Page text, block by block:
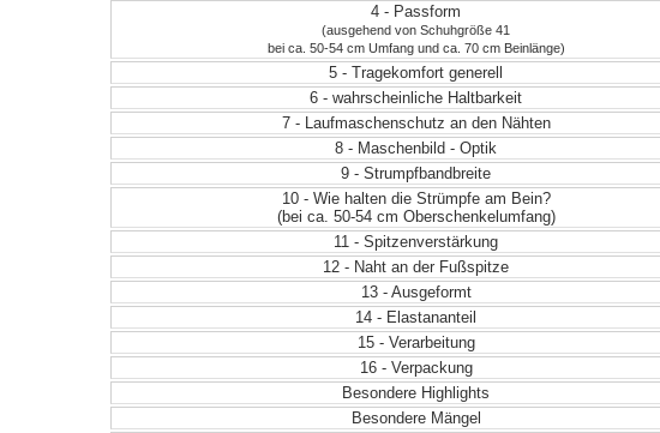
4 - Passform
(ausgehend von Schuhgröße 41
bei ca. 50-54 cm Umfang und ca. 70 cm Beinlänge)
5 - Tragekomfort generell
6 - wahrscheinliche Haltbarkeit
7 - Laufmaschenschutz an den Nähten
8 - Maschenbild - Optik
9 - Strumpfbandbreite
10 - Wie halten die Strümpfe am Bein?
(bei ca. 50-54 cm Oberschenkelumfang)
11 - Spitzenverstärkung
12 - Naht an der Fußspitze
13 - Ausgeformt
14 - Elastananteil
15 - Verarbeitung
16 - Verpackung
Besondere Highlights
Besondere Mängel